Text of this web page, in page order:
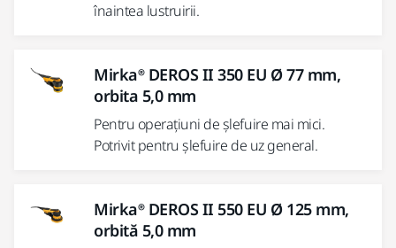
înaintea lustruirii.
Mirka® DEROS II 350 EU Ø 77 mm,
orbita 5,0 mm
Pentru operațiuni de șlefuire mai mici.
Potrivit pentru șlefuire de uz general.
Mirka® DEROS II 550 EU Ø 125 mm,
orbită 5,0 mm